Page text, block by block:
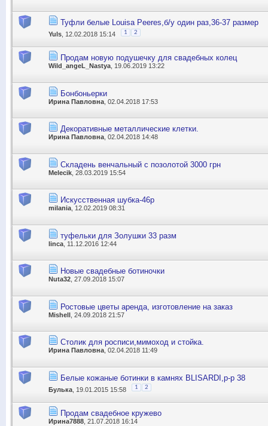
Туфли белые Louisa Peeres,б/у один раз,36-37 размер
Yuls , 12.02.2018 15:14 1 2
Продам новую подушечку для свадебных колец
Wild_angeL_Nastya, 19.06.2019 13:22
Бонбоньерки
Ирина Павловна , 02.04.2018 17:53
Декоративные металлические клетки.
Ирина Павловна , 02.04.2018 14:48
Складень венчальный с позолотой 3000 грн
Melecik , 28.03.2019 15:54
Искусственная шубка-46р
milania , 12.02.2019 08:31
туфельки для Золушки 33 разм
linca , 11.12.2016 12:44
Новые свадебные ботиночки
Nuta32 , 27.09.2018 15:07
Ростовые цветы аренда, изготовление на заказ
Mishell , 24.09.2018 21:57
Столик для росписи,мимоход и стойка.
Ирина Павловна , 02.04.2018 11:49
Белые кожаные ботинки в камнях BLISARDI,р-р 38
Булька , 19.01.2015 15:58 1 2
Продам свадебное кружево
Ирина7888 , 21.07.2018 16:14